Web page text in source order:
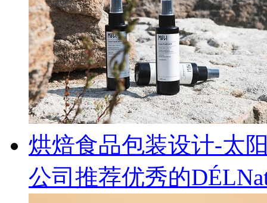
烘焙食品包装设计-太
公司推荐优秀的